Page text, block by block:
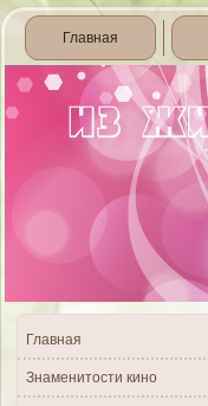
Главная
Главная
Знаменитости кино